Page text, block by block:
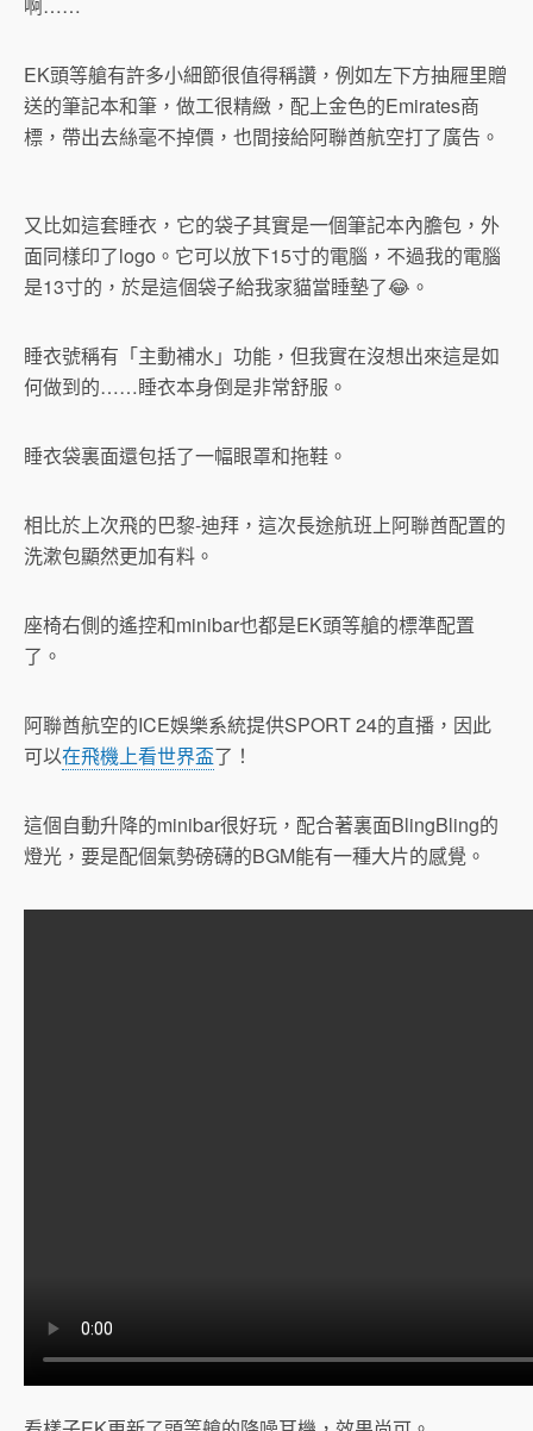
EK頭等艙有許多小細節很值得稱讚，例如左下方抽屜里贈
送的筆記本和筆，做工很精緻，配上金色的Emirates商
標，帶出去絲毫不掉價，也間接給阿聯酋航空打了廣告。
又比如這套睡衣，它的袋子其實是一個筆記本內膽包，外
面同樣印了logo。它可以放下15寸的電腦，不過我的電腦
是13寸的，於是這個袋子給我家貓當睡墊了😂。
睡衣號稱有「主動補水」功能，但我實在沒想出來這是如
何做到的……睡衣本身倒是非常舒服。
睡衣袋裏面還包括了一幅眼罩和拖鞋。
相比於上次飛的巴黎-迪拜，這次長途航班上阿聯酋配置的
洗漱包顯然更加有料。
座椅右側的遙控和minibar也都是EK頭等艙的標準配置
了。
阿聯酋航空的ICE娛樂系統提供SPORT 24的直播，因此
可以在飛機上看世界盃了！
這個自動升降的minibar很好玩，配合著裏面BlingBling的
燈光，要是配個氣勢磅礴的BGM能有一種大片的感覺。